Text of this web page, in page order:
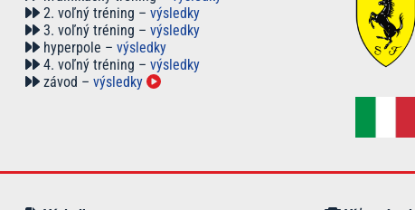
2. voľný tréning – výsledky
3. voľný tréning – výsledky
hyperpole – výsledky
4. voľný tréning – výsledky
závod – výsledky